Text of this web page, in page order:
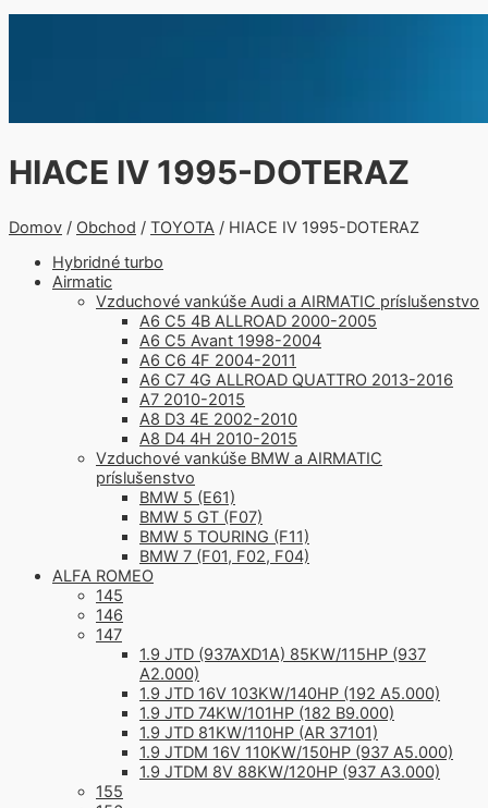
HIACE IV 1995-DOTERAZ
Domov / Obchod / TOYOTA / HIACE IV 1995-DOTERAZ
Hybridné turbo
Airmatic
Vzduchové vankúše Audi a AIRMATIC príslušenstvo
A6 C5 4B ALLROAD 2000-2005
A6 C5 Avant 1998-2004
A6 C6 4F 2004-2011
A6 C7 4G ALLROAD QUATTRO 2013-2016
A7 2010-2015
A8 D3 4E 2002-2010
A8 D4 4H 2010-2015
Vzduchové vankúše BMW a AIRMATIC
príslušenstvo
BMW 5 (E61)
BMW 5 GT (F07)
BMW 5 TOURING (F11)
BMW 7 (F01, F02, F04)
ALFA ROMEO
145
146
147
1.9 JTD (937AXD1A) 85KW/115HP (937
A2.000)
1.9 JTD 16V 103KW/140HP (192 A5.000)
1.9 JTD 74KW/101HP (182 B9.000)
1.9 JTD 81KW/110HP (AR 37101)
1.9 JTDM 16V 110KW/150HP (937 A5.000)
1.9 JTDM 8V 88KW/120HP (937 A3.000)
155